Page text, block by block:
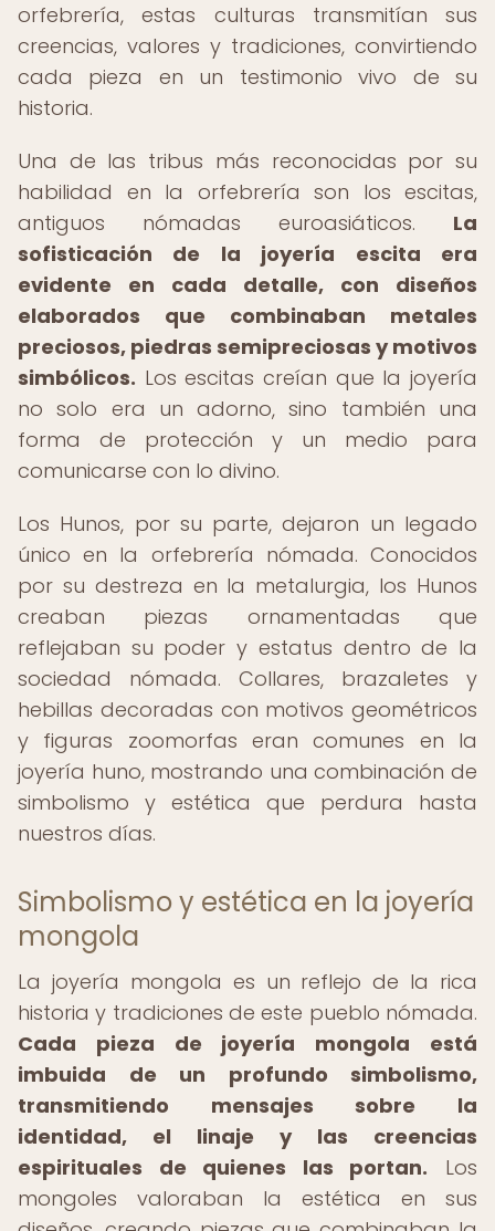
orfebrería, estas culturas transmitían sus
creencias, valores y tradiciones, convirtiendo
cada pieza en un testimonio vivo de su
historia.
Una de las tribus más reconocidas por su
habilidad en la orfebrería son los escitas,
antiguos nómadas euroasiáticos. La
sofisticación de la joyería escita era
evidente en cada detalle, con diseños
elaborados que combinaban metales
preciosos, piedras semipreciosas y motivos
simbólicos. Los escitas creían que la joyería
no solo era un adorno, sino también una
forma de protección y un medio para
comunicarse con lo divino.
Los Hunos, por su parte, dejaron un legado
único en la orfebrería nómada. Conocidos
por su destreza en la metalurgia, los Hunos
creaban piezas ornamentadas que
reflejaban su poder y estatus dentro de la
sociedad nómada. Collares, brazaletes y
hebillas decoradas con motivos geométricos
y figuras zoomorfas eran comunes en la
joyería huno, mostrando una combinación de
simbolismo y estética que perdura hasta
nuestros días.
Simbolismo y estética en la joyería
mongola
La joyería mongola es un reflejo de la rica
historia y tradiciones de este pueblo nómada.
Cada pieza de joyería mongola está
imbuida de un profundo simbolismo,
transmitiendo mensajes sobre la
identidad, el linaje y las creencias
espirituales de quienes las portan. Los
mongoles valoraban la estética en sus